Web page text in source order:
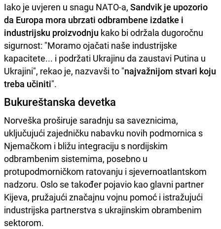
Iako je uvjeren u snagu NATO-a, Sandvik je upozorio
da Europa mora ubrzati odbrambene izdatke i
industrijsku proizvodnju kako bi održala dugoročnu
sigurnost: "Moramo ojačati naše industrijske
kapacitete... i podržati Ukrajinu da zaustavi Putina u
Ukrajini", rekao je, nazvavši to "najvažnijom stvari koju
treba učiniti".
Bukureštanska devetka
Norveška proširuje saradnju sa saveznicima,
uključujući zajedničku nabavku novih podmornica s
Njemačkom i bližu integraciju s nordijskim
odbrambenim sistemima, posebno u
protupodmorničkom ratovanju i sjevernoatlantskom
nadzoru. Oslo se također pojavio kao glavni partner
Kijeva, pružajući značajnu vojnu pomoć i istražujući
industrijska partnerstva s ukrajinskim obrambenim
sektorom.